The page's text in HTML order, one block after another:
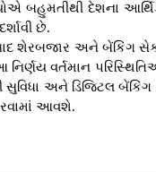
બહુમતીથી દેશના
છે.
શેરબજાર અને બેંકિંગ
વર્તમાન
અને ડિજિટલ
આવશે.